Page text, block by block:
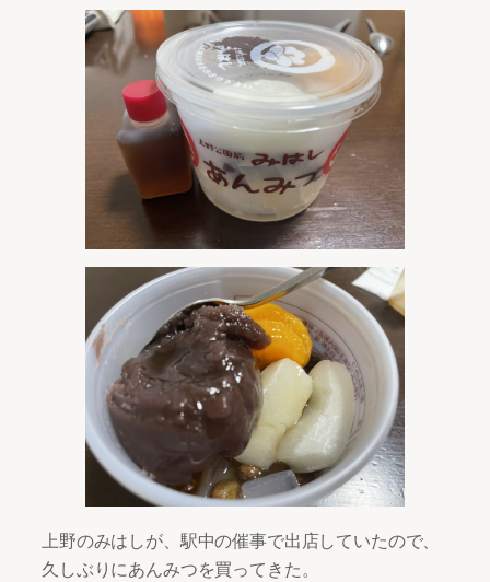
上野のみはしが、駅中の催事で出店していたので、
久しぶりにあんみつを買ってきた。